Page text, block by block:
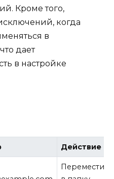
Кроме того,
когда
в
дает
в настройке
Действие
Переместить